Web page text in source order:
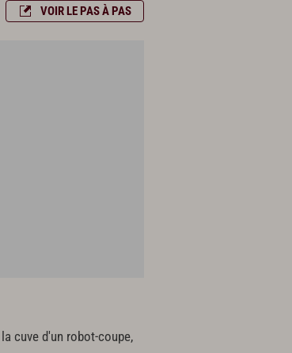
VOIR LE PAS À PAS
cuve d'un robot-coupe,